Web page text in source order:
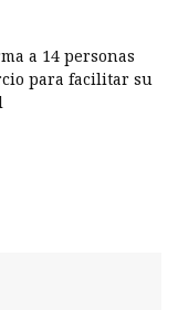
a 14 personas
para facilitar su